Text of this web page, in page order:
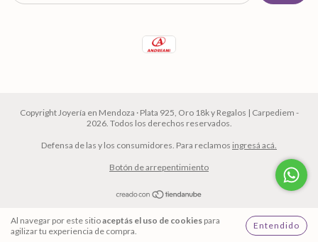
Al navegar por este sitioaceptás el uso de cookies para
agilizar tu experiencia de compra.
Entendido
Copyright Joyería en Mendoza · Plata 925, Oro 18k y Regalos | Carpediem -
2026. Todos los derechos reservados.
Defensa de las y los consumidores. Para reclamos ingresá acá.
Botón de arrepentimiento